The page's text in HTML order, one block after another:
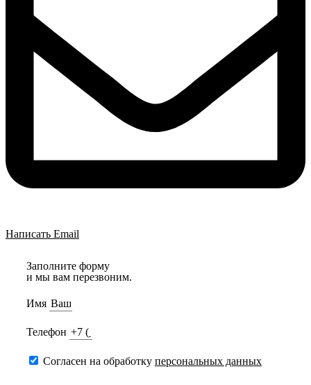
Написать Email
Заполните форму
и мы вам перезвоним.
Имя
Телефон
Согласен на обработку персональных данных